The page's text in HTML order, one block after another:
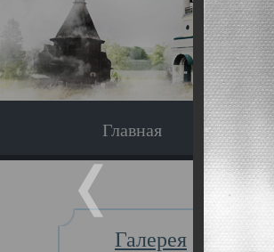
Главная
Галерея